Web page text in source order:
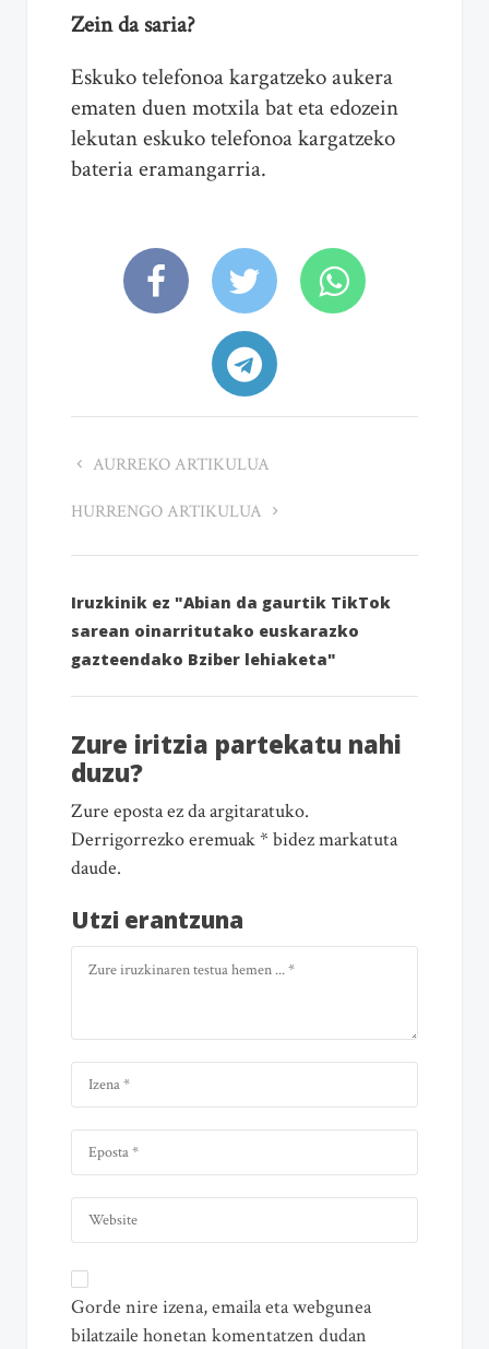
Zein da saria?
Eskuko telefonoa kargatzeko aukera
ematen duen motxila bat eta edozein
lekutan eskuko telefonoa kargatzeko
bateria eramangarria.
AURREKO ARTIKULUA
HURRENGO ARTIKULUA
Iruzkinik ez "Abian da gaurtik TikTok
sarean oinarritutako euskarazko
gazteendako Bziber lehiaketa"
Zure iritzia partekatu nahi
duzu?
Zure eposta ez da argitaratuko.
Derrigorrezko eremuak * bidez markatuta
daude.
Utzi erantzuna
Gorde nire izena, emaila eta webgunea
bilatzaile honetan komentatzen dudan